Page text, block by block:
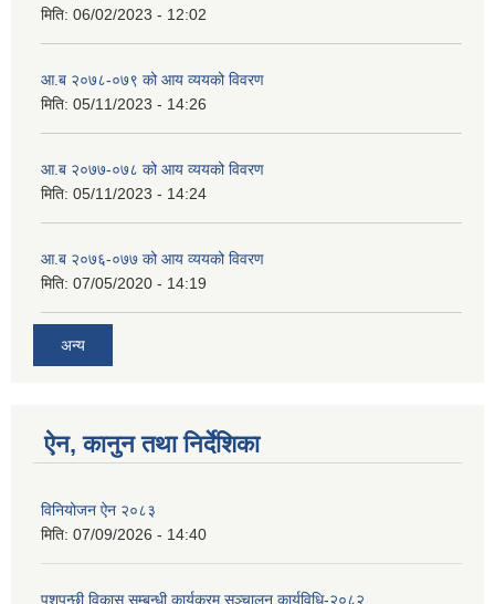
मिति: 06/02/2023 - 12:02
आ.ब २०७८-०७९ को आय व्ययको विवरण
मिति: 05/11/2023 - 14:26
आ.ब २०७७-०७८ को आय व्ययको विवरण
मिति: 05/11/2023 - 14:24
आ.ब २०७६-०७७ को आय व्ययको विवरण
मिति: 07/05/2020 - 14:19
अन्य
ऐन, कानुन तथा निर्देशिका
विनियोजन ऐन २०८३
मिति: 07/09/2026 - 14:40
पशुपन्छी विकास सम्बन्धी कार्यक्रम सञ्चालन कार्यविधि-२०८२